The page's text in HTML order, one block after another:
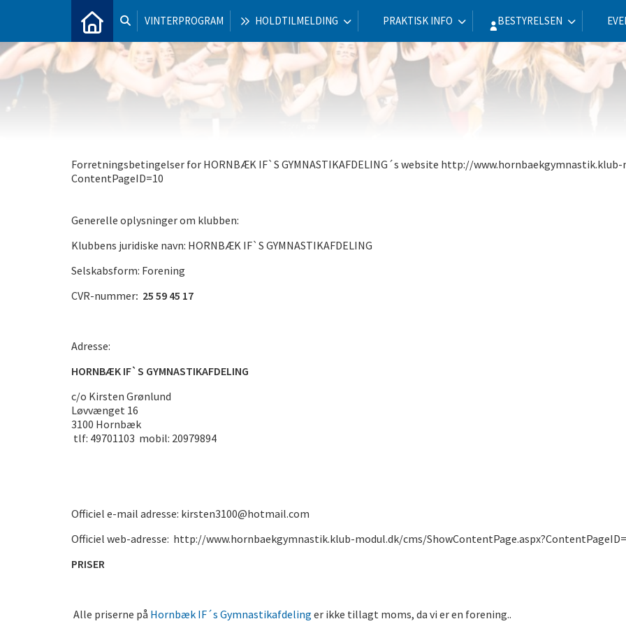
VINTERPROGRAM HOLDTILMELDING PRAKTISK INFO BESTYRELSEN
Forretningsbetingelser for HORNBÆK IF`S GYMNASTIKAFDELING´s website http://
ContentPageID=10
Generelle oplysninger om klubben:
Klubbens juridiske navn: HORNBÆK IF`S GYMNASTIKAFDELING
Selskabsform: Forening
CVR-nummer: 25 59 45 17
Adresse:
HORNBÆK IF`S GYMNASTIKAFDELING
c/o Kirsten Grønlund
Løvvænget 16
3100 Hornbæk
tlf: 49701103 mobil: 20979894
Officiel e-mail adresse: kirsten3100@hotmail.com
Officiel web-adresse: http://www.hornbaekgymnastik.klub-modul.dk/cms/
PRISER
Alle priserne på Hornbæk IF´s Gymnastikafdeling er ikke tillagt moms, da vi er en forening..